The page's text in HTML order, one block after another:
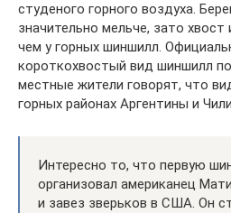
студеного горного воздуха.
значительно мельче, зато
чем у горных шиншилл.
короткохвостый вид шиншилл
местные жители говорят, что
горных районах Аргентины и
Интересно то, что первую
организовал американец
и завез зверьков в США. Он